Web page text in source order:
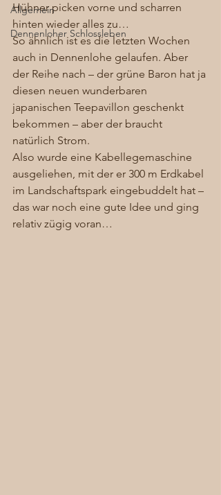
Allgemein
Dennenloher Schlossleben
Hühner picken vorne und scharren
hinten wieder alles zu…
So ähnlich ist es die letzten Wochen
auch in Dennenlohe gelaufen. Aber
der Reihe nach – der grüne Baron hat ja
diesen neuen wunderbaren
japanischen Teepavillon geschenkt
bekommen – aber der braucht
natürlich Strom.
Also wurde eine Kabellegemaschine
ausgeliehen, mit der er 300 m Erdkabel
im Landschaftspark eingebuddelt hat –
das war noch eine gute Idee und ging
relativ zügig voran…